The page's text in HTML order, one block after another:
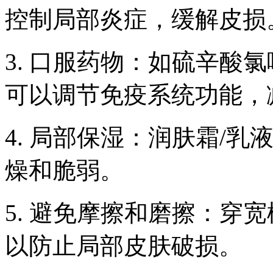
控制局部炎症，缓解皮损
3. 口服药物：如硫辛酸
可以调节免疫系统功能
4. 局部保湿：润肤霜/乳
燥和脆弱。
5. 避免摩擦和磨擦：穿
以防止局部皮肤破损。